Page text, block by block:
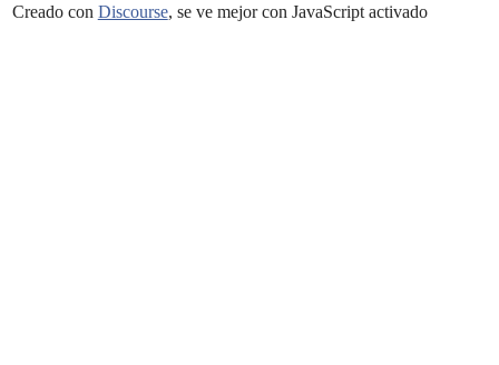
Creado con Discourse, se ve mejor con JavaScript activado